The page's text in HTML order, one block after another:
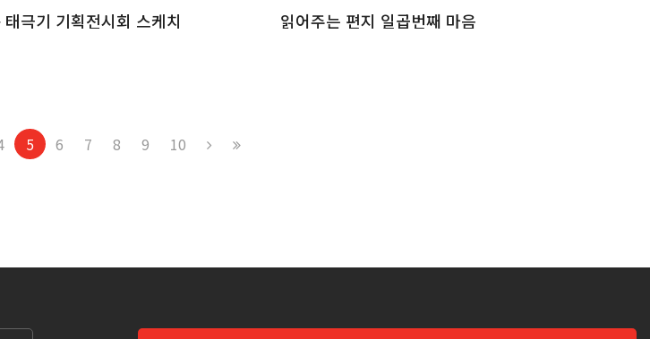
극기 기획전시회 스케치 읽어주는 편지 일곱번째 마음
5 6 7 8 9 10